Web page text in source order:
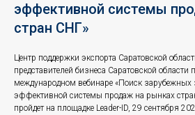
эффективной системы
стран СНГ»
Центр поддержки экспорта Саратовской
представителей бизнеса Саратовской области
международном вебинаре «Поиск зарубежных
эффективной системы продаж на рынках
пройдет на площадке Leader-ID, 29 сентября